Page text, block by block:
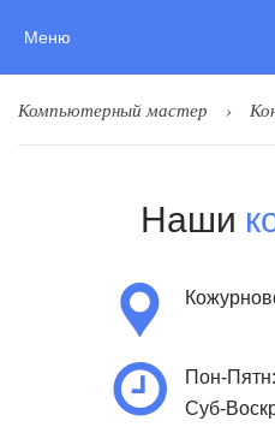
Меню
Компьютерный мастер
Наши
Пон-
Суб-